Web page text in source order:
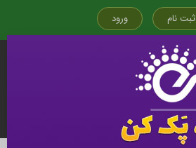
ثبت نام ورود